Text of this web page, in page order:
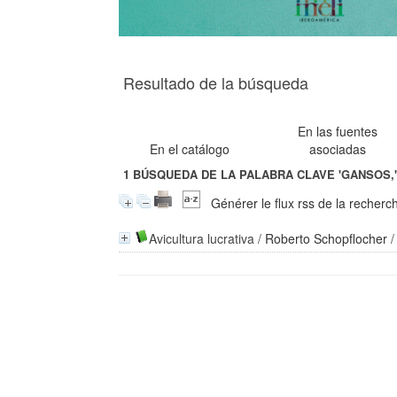
Resultado de la búsqueda
En el catálogo
En las fuentes
asociadas
1 BÚSQUEDA DE LA PALABRA CLAVE'GANSOS,'
Générer le flux rss de la
Avicultura lucrativa / Roberto Schopflocher